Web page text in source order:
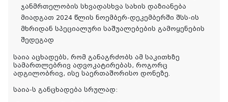
ჯანმრთელობის სხვადასხვა სახის დაზიანება
მიადგათ 2024 წლის ნოემბერ-დეკემბერში შსს-ის
მხრიდან სპეციალური საშუალებების გამოყენების
შედეგად
საია აცხადებს, რომ განაგრძობს ამ საკითხზე
სამართლებრივ ადვოკატირებას, როგორც
ადგილობრივ, ისე საერთაშორისო დონეზე.
საია-ს განცხადება სრულად: